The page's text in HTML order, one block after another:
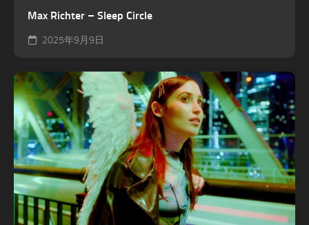
Max Richter – Sleep Circle
2025年9月9日